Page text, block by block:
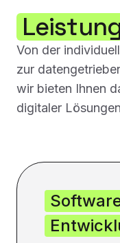
Von der
zur
wir bieten Ihnen
digitaler